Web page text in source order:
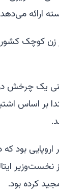
ارائه
زن کوچک
یک چرخش
بر اساس
اروپایی
نخست‌وزیر
کرده بود.